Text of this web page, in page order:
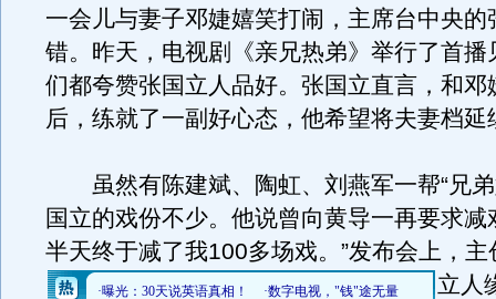
一会儿与妻子邓婕嬉笑打闹，主席台中央的
错。昨天，电视剧《亲兄热弟》举行了首播
们都夸赞张国立人品好。张国立直言，和邓
后，练就了一副好心态，他希望将夫妻档延
虽然有陈建斌、陶虹、刘燕军一帮“兄弟
国立的戏份不少。他说曾向黄导一再要求减
半天终于减了我100多场戏。 ”发布会上，
立人